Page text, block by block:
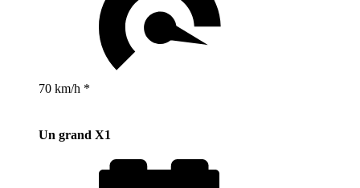
70 km/h *
Un grand X1